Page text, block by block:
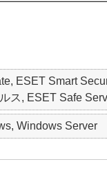
ESET Smart
ス, ESET Safe
Windows Server